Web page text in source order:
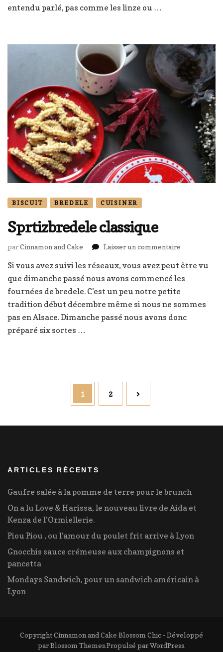
entendu parlé, pas comme les linze ou …
BISCUIT BREDELE CUISINER
Sprtizbredele classique
parCinnamon and Cake Laisser un commentaire
classique
Si vous avez suivi les réseaux, vous avez peut être vu
que dimanche passé nous avons commencé les
fournées de bredele. C’est un peu notre petite
tradition début décembre même si nous ne sommes
pas en Alsace. Dimanche passé nous avons donc
préparé six sortes …
Page
1 Page
2
ARTICLES RÉCENTS
Gaufre salée à la pomme de terre pour le brunch
On a lu Love & Harissa, le nouveau livre de Aida et
Kenza de l’Ormiellerie.
Piou Piou , ou l’amour du poulet frit arrive à Lyon
Gnocchis sauce crémeuse aux champignons et
pancetta
Mondays Sandwich, pour un sandwich américain à
Lyon
Copyright Cinnamon and Cake Blossom Chic - Développé
parBlossom Themes.Propulsé parWordPress.